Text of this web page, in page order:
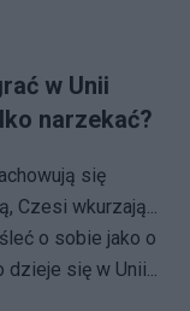
w Unii
narzekać?
się
Czesi wkurzają...
o sobie jako o
dzieje się w Unii...